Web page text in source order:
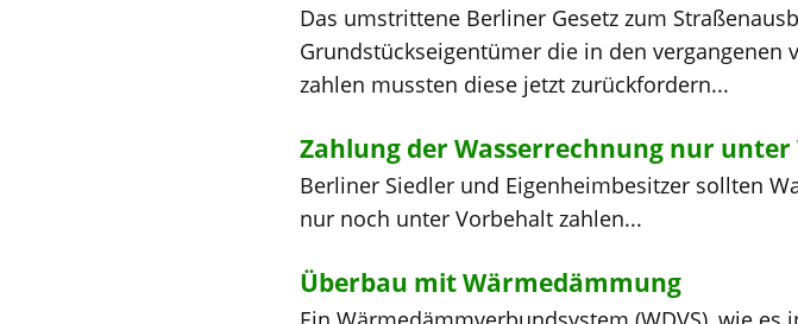
Das umstrittene Berliner Gesetz zum
Grundstückseigentümer die in den vergangenen
zahlen mussten diese jetzt zurückfordern...
Zahlung der Wasserrechnung nur
Berliner Siedler und Eigenheimbesitzer sollten
nur noch unter Vorbehalt zahlen...
Überbau mit Wärmedämmung